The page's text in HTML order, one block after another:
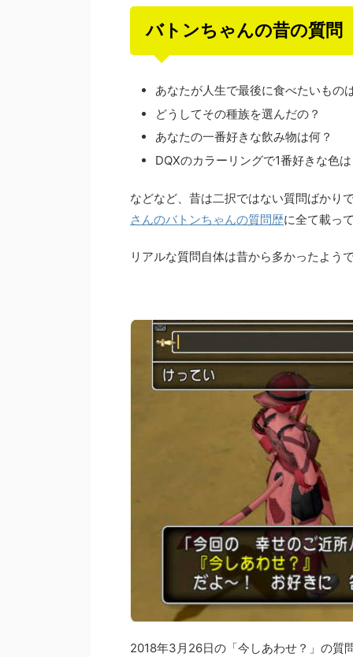
バトンちゃんの昔の質問
あなたが人生で最後に食べたいもの
どうしてその種族を選んだの？
あなたの一番好きな飲み物は何？
DQXのカラーリングで1番好きな色
などなど、昔は二択ではない質問ばかり
さんのバトンちゃんの質問歴に全て載っ
リアルな質問自体は昔から多かったよう
2018年3月26日の「今しあわせ？」の質